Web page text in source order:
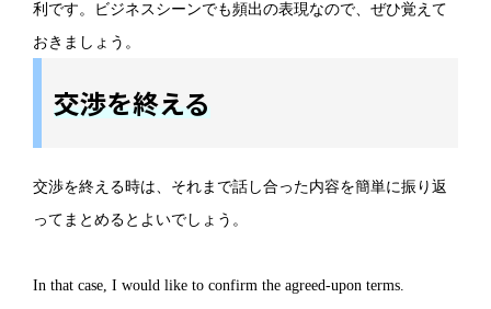
利です。ビジネスシーンでも頻出の表現なので、ぜひ覚えて
おきましょう。
交渉を終える
交渉を終える時は、それまで話し合った内容を簡単に振り返
ってまとめるとよいでしょう。
In that case, I would like to confirm the agreed-upon terms.